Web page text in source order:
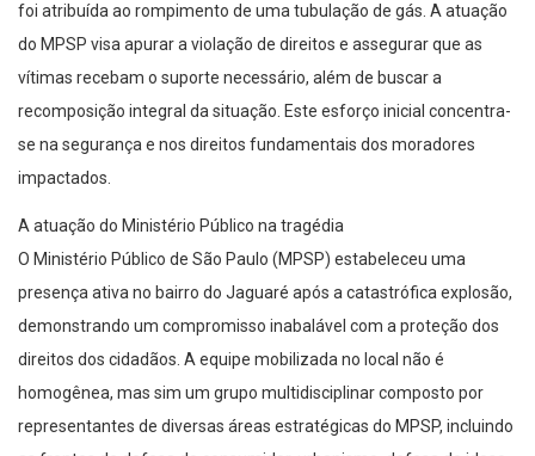
foi atribuída ao rompimento de uma tubulação de gás. A atuação
do MPSP visa apurar a violação de direitos e assegurar que as
vítimas recebam o suporte necessário, além de buscar a
recomposição integral da situação. Este esforço inicial concentra-
se na segurança e nos direitos fundamentais dos moradores
impactados.
A atuação do Ministério Público na tragédia
O Ministério Público de São Paulo (MPSP) estabeleceu uma
presença ativa no bairro do Jaguaré após a catastrófica explosão,
demonstrando um compromisso inabalável com a proteção dos
direitos dos cidadãos. A equipe mobilizada no local não é
homogênea, mas sim um grupo multidisciplinar composto por
representantes de diversas áreas estratégicas do MPSP, incluindo